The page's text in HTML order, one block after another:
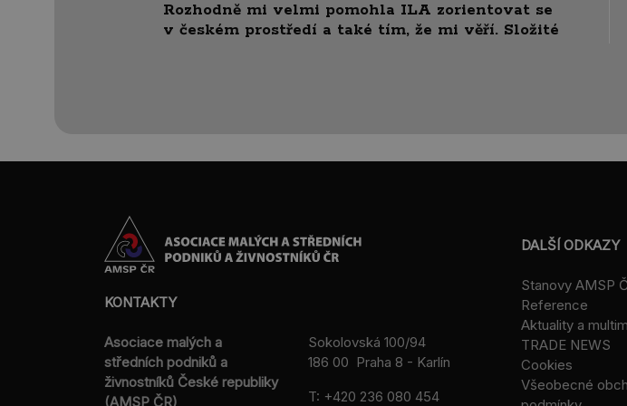
Rozhodně mi velmi pomohla ILA zorientovat se
v českém prostředí a také tím, že mi věří. Složité
KONTAKTY
Asociace malých a
středních podniků a
živnostníků České republiky
(AMSP ČR)
Sokolovská 100/94
186 00 Praha 8 - Karlín
T: +420 236 080 454
DALŠÍ ODKAZY
Stanovy AMSP
Reference
Aktuality a
TRADE NEWS
Cookies
Všeobecné